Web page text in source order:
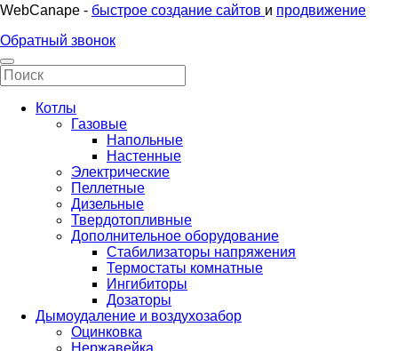
WebCanape - быстрое создание сайтов и продвижение
Обратный звонок
Котлы
Газовые
Напольные
Настенные
Электрические
Пеллетные
Дизельные
Твердотопливные
Дополнительное оборудование
Стабилизаторы напряжения
Термостаты комнатные
Ингибиторы
Дозаторы
Дымоудаление и воздухозабор
Оцинковка
Нержавейка